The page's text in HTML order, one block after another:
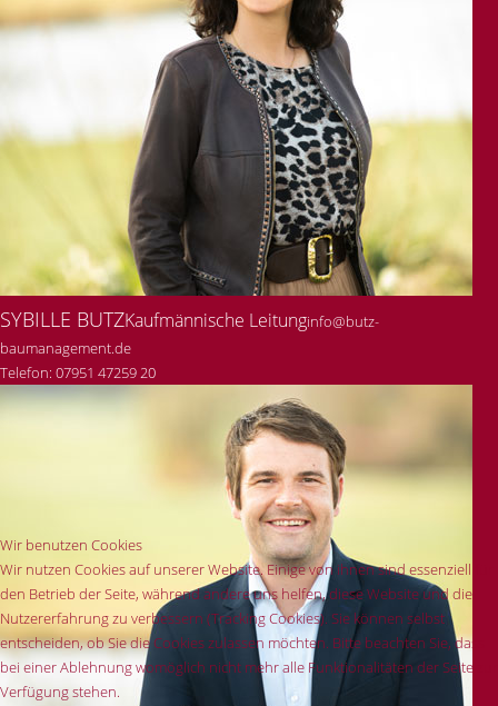
SYBILLE BUTZKaufmännische Leitunginfo@butz-
baumanagement.de
Telefon: 07951 47259 20
Wir benutzen Cookies
Wir nutzen Cookies auf unserer Website. Einige von ihnen sind essenziell für
den Betrieb der Seite, während andere uns helfen, diese Website und die
Nutzererfahrung zu verbessern (Tracking Cookies). Sie können selbst
entscheiden, ob Sie die Cookies zulassen möchten. Bitte beachten Sie, dass
bei einer Ablehnung womöglich nicht mehr alle Funktionalitäten der Seite zur
Verfügung stehen.